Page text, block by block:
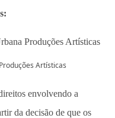
Artísticas
envolvendo a
da decisão de que os